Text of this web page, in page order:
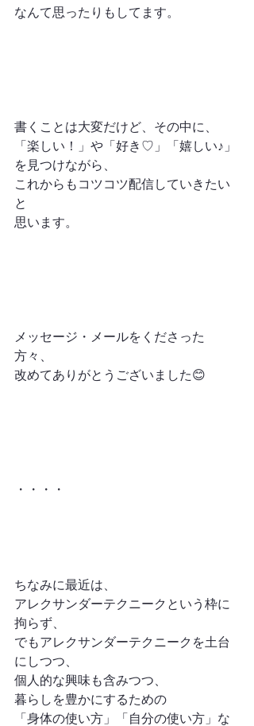
なんて思ったりもしてます。
書くことは大変だけど、その中に、
「楽しい！」や「好き♡」「嬉しい♪」
を見つけながら、
これからもコツコツ配信していきたい
と
思います。
メッセージ・メールをくださった
方々、
改めてありがとうございました😊
・・・・
ちなみに最近は、
アレクサンダーテクニークという枠に
拘らず、
でもアレクサンダーテクニークを土台
にしつつ、
個人的な興味も含みつつ、
暮らしを豊かにするための
「身体の使い方」「自分の使い方」な